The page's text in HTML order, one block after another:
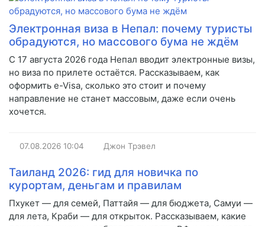
Электронная виза в Непал: почему туристы
обрадуются, но массового бума не ждём
С 17 августа 2026 года Непал вводит электронные визы,
но виза по прилете остаётся. Рассказываем, как
оформить e-Visa, сколько это стоит и почему
направление не станет массовым, даже если очень
хочется.
07.08.2026 10:04 Джон Трэвел
Таиланд 2026: гид для новичка по
курортам, деньгам и правилам
Пхукет — для семей, Паттайя — для бюджета, Самуи —
для лета, Краби — для открыток. Рассказываем, какие